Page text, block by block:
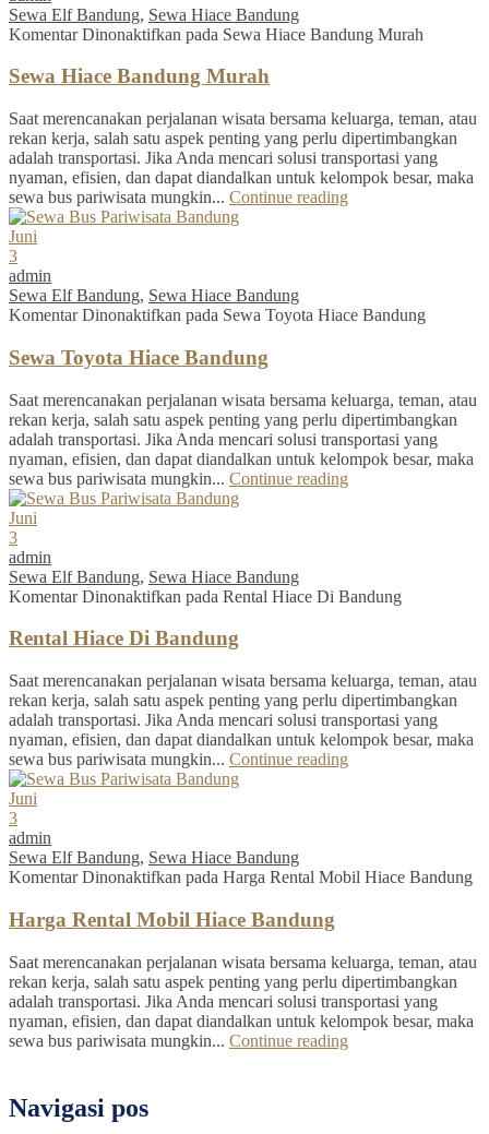
Sewa Elf Bandung, Sewa Hiace Bandung
Komentar Dinonaktifkan pada Sewa Hiace Bandung Murah
Sewa Hiace Bandung Murah
Saat merencanakan perjalanan wisata bersama keluarga, teman, atau
rekan kerja, salah satu aspek penting yang perlu dipertimbangkan
adalah transportasi. Jika Anda mencari solusi transportasi yang
nyaman, efisien, dan dapat diandalkan untuk kelompok besar, maka
sewa bus pariwisata mungkin... Continue reading
Juni
3
admin
Sewa Elf Bandung, Sewa Hiace Bandung
Komentar Dinonaktifkan pada Sewa Toyota Hiace Bandung
Sewa Toyota Hiace Bandung
Saat merencanakan perjalanan wisata bersama keluarga, teman, atau
rekan kerja, salah satu aspek penting yang perlu dipertimbangkan
adalah transportasi. Jika Anda mencari solusi transportasi yang
nyaman, efisien, dan dapat diandalkan untuk kelompok besar, maka
sewa bus pariwisata mungkin... Continue reading
Juni
3
admin
Sewa Elf Bandung, Sewa Hiace Bandung
Komentar Dinonaktifkan pada Rental Hiace Di Bandung
Rental Hiace Di Bandung
Saat merencanakan perjalanan wisata bersama keluarga, teman, atau
rekan kerja, salah satu aspek penting yang perlu dipertimbangkan
adalah transportasi. Jika Anda mencari solusi transportasi yang
nyaman, efisien, dan dapat diandalkan untuk kelompok besar, maka
sewa bus pariwisata mungkin... Continue reading
Juni
3
admin
Sewa Elf Bandung, Sewa Hiace Bandung
Komentar Dinonaktifkan pada Harga Rental Mobil Hiace Bandung
Harga Rental Mobil Hiace Bandung
Saat merencanakan perjalanan wisata bersama keluarga, teman, atau
rekan kerja, salah satu aspek penting yang perlu dipertimbangkan
adalah transportasi. Jika Anda mencari solusi transportasi yang
nyaman, efisien, dan dapat diandalkan untuk kelompok besar, maka
sewa bus pariwisata mungkin... Continue reading
Navigasi pos